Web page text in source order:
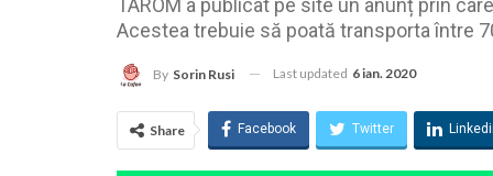
TAROM a publicat pe site un anunț prin
Acestea trebuie să poată transporta între
By Sorin Rusi Last updated 6 ian. 2020
Share Facebook Twitter